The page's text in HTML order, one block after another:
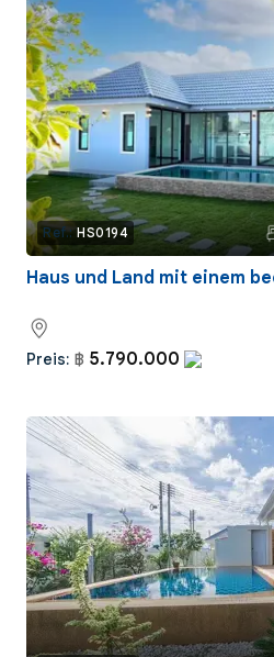
Ref.: HS0194
Haus und Land mit einem
Preis: ฿ 5.790.000